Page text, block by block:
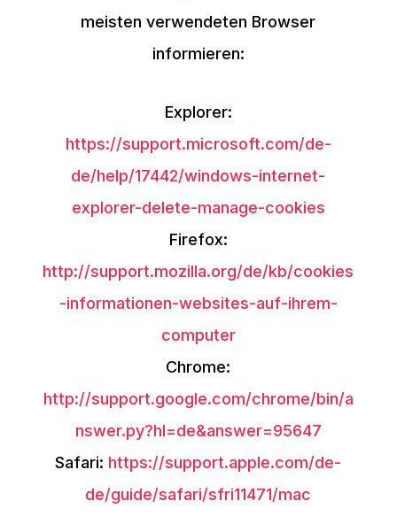
meisten verwendeten Browser
informieren:
Explorer:
https://support.microsoft.com/de-
de/help/17442/windows-internet-
explorer-delete-manage-cookies
Firefox:
http://support.mozilla.org/de/kb/cookies
-informationen-websites-auf-ihrem-
computer
Chrome:
http://support.google.com/chrome/bin/a
nswer.py?hl=de&answer=95647
Safari: https://support.apple.com/de-
de/guide/safari/sfri11471/mac